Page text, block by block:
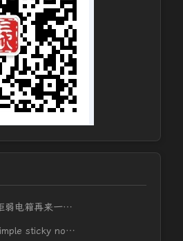
弱电箱再来一…
sticky no…